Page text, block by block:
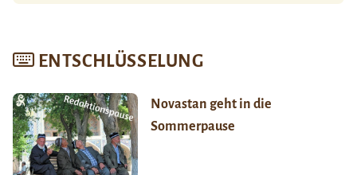
ENTSCHLÜSSELUNG
Novastan geht in die
Sommerpause